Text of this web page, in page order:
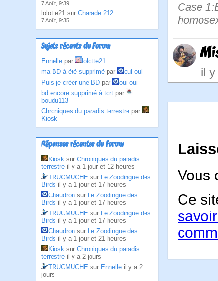
7 Août, 9:39
lolotte21 sur Charade 212
7 Août, 9:35
Sujets récents du Forum
Ennelle par
lolotte21
ma BD à été supprimé par
oui oui
Puis-je créer une BD par
oui oui
bd encore supprimé à tort par
boudu113
Chroniques du paradis terrestre par
Kiosk
Réponses récentes du Forum
Kiosk sur Chroniques du paradis
terrestre il y a 1 jour et 12 heures
TRUCMUCHE sur Le Zoodingue des
Birds il y a 1 jour et 17 heures
Chaudron sur Le Zoodingue des
Birds il y a 1 jour et 17 heures
TRUCMUCHE sur Le Zoodingue des
Birds il y a 1 jour et 17 heures
Chaudron sur Le Zoodingue des
Birds il y a 1 jour et 21 heures
Kiosk sur Chroniques du paradis
terrestre il y a 2 jours
TRUCMUCHE sur Ennelle il y a 2
jours
Case
il y
Vous
Ce